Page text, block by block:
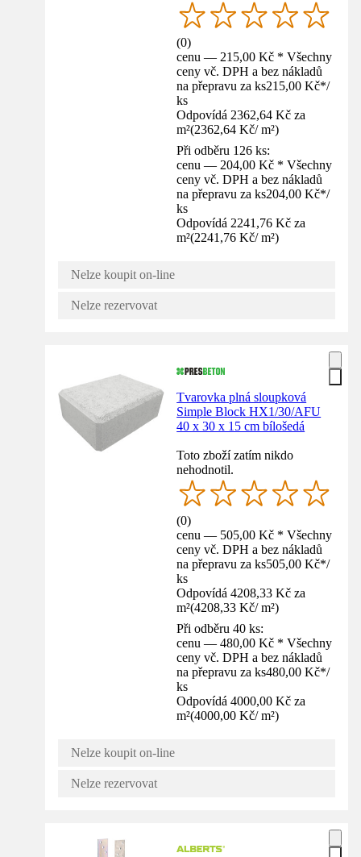
(0)
cenu — 215,00 Kč * Všechny
ceny vč. DPH a bez nákladů
na přepravu za ks215,00 Kč*/
ks
Odpovídá 2362,64 Kč za
m²(2362,64 Kč/ m²)
Při odběru 126 ks:
cenu — 204,00 Kč * Všechny
ceny vč. DPH a bez nákladů
na přepravu za ks204,00 Kč*/
ks
Odpovídá 2241,76 Kč za
m²(2241,76 Kč/ m²)
Nelze koupit on-line
Nelze rezervovat
Tvarovka plná sloupková
Simple Block HX1/30/AFU
40 x 30 x 15 cm bílošedá
Toto zboží zatím nikdo
nehodnotil.
(0)
cenu — 505,00 Kč * Všechny
ceny vč. DPH a bez nákladů
na přepravu za ks505,00 Kč*/
ks
Odpovídá 4208,33 Kč za
m²(4208,33 Kč/ m²)
Při odběru 40 ks:
cenu — 480,00 Kč * Všechny
ceny vč. DPH a bez nákladů
na přepravu za ks480,00 Kč*/
ks
Odpovídá 4000,00 Kč za
m²(4000,00 Kč/ m²)
Nelze koupit on-line
Nelze rezervovat